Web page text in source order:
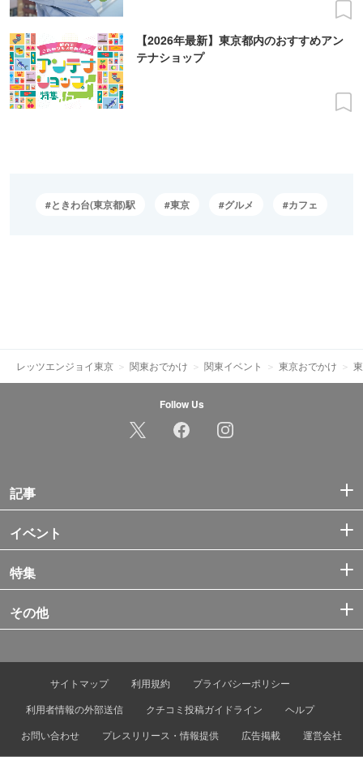
【2026年最新】東京都内のおすすめアン
テナショップ
ときわ台(東京都)駅 東京 グルメ カフェ
レッツエンジョイ東京 関東おでかけ 関東イベント 東京おでかけ
Follow Us
記事
イベント
特集
その他
サイトマップ 利用規約
プライバシーポリシー
利用者情報の外部送信
クチコミ投稿ガイドライン
ヘルプ
お問い合わせ
プレスリリース・情報提供 広告掲載 運営会社